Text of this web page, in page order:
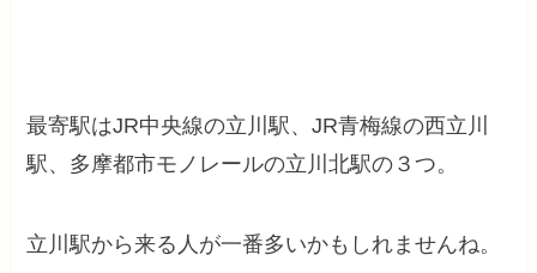
最寄駅はJR中央線の立川駅、JR青梅線の西立川
駅、多摩都市モノレールの立川北駅の３つ。
立川駅から来る人が一番多いかもしれませんね。